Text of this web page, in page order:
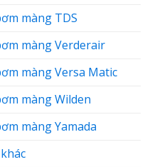
màng TDS
màng Verderair
màng Versa Matic
màng Wilden
màng Yamada
15